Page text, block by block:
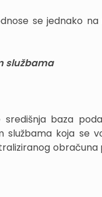
se jednako na
službama
središnja baza
službama koja se
obračuna